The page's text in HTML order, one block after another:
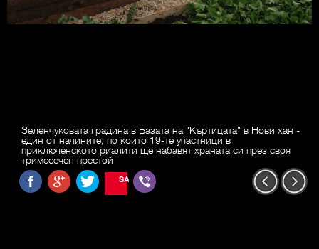
Зеленчуковата градина в Базата на "Къртицата" в Нови хан -
един от начините, по които 19-те участници в
приключенското риалити ще набавят храната си през своя
тримесечен престой
SAVE